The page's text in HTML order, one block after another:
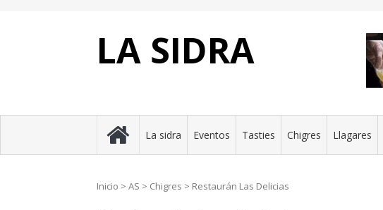
LA SIDRA
La sidra Eventos Tasties Chigres Llagares
Inicio > AS > Chigres > Restaurán Las Delicias